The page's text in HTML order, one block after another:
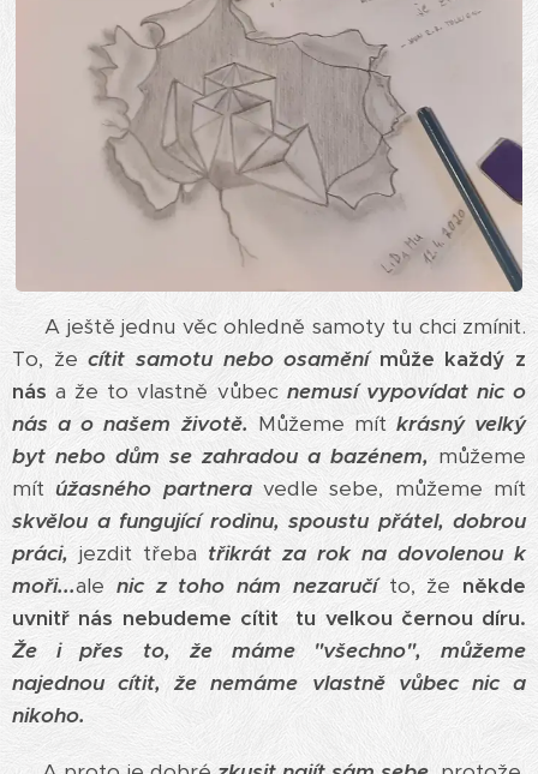
A ještě jednu věc ohledně samoty tu chci zmínit.
To, žecítit samotu nebo osamění může každý z
nás a že to vlastně vůbec nemusí vypovídat nic o
nás a o našem životě. Můžeme mít krásný velký
byt nebo dům se zahradou a bazénem, můžeme
mítúžasného partneravedle sebe, můžeme mít
skvělou a fungující rodinu, spoustu přátel, dobrou
práci, jezdit třeba třikrát za rok na dovolenou k
moři...ale nic z toho nám nezaručí to, že někde
uvnitř nás nebudeme cítit tu velkou černou díru.
Že i přes to, že máme "všechno", můžeme
najednou cítit, že nemáme vlastně vůbec nic a
nikoho.